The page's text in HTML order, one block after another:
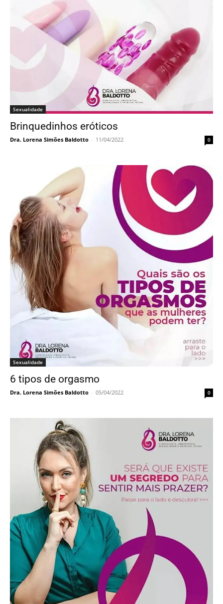
Sexualidade
Brinquedinhos eróticos
Dra. Lorena Simões Baldotto - 11/04/2022 0
Sexualidade
6 tipos de orgasmo
Dra. Lorena Simões Baldotto - 05/04/2022 0